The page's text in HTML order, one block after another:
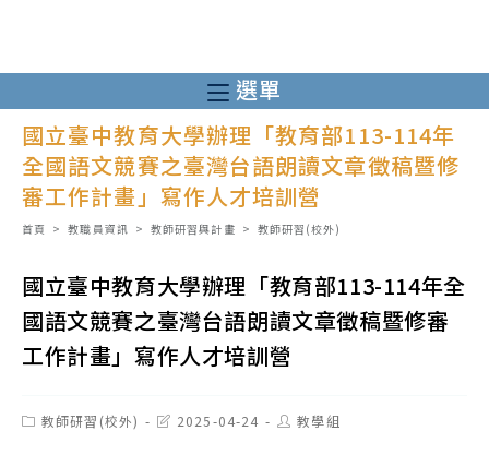
至
主
內
容
選單
國立臺中教育大學辦理「教育部113-114年
全國語文競賽之臺灣台語朗讀文章徵稿暨修
審工作計畫」寫作人才培訓營
首頁 > 教職員資訊 > 教師研習與計畫 > 教師研習(校外)
國立臺中教育大學辦理「教育部113-114年全
國語文競賽之臺灣台語朗讀文章徵稿暨修審
工作計畫」寫作人才培訓營
Post教師研習(校外)
Post2025-04-24
Post教學組